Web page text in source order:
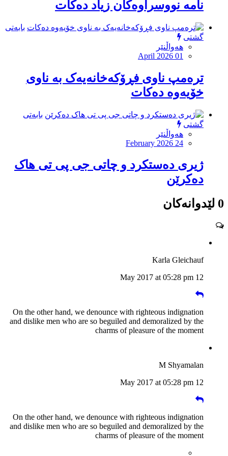
نامە نووسراوەکان زیاد دەکات
بابەتی
گشتی
هەواڵنێر
April 2026 01
ترەمپ ناوی فڕۆکەخانەیەک بە ناوی
خۆیەوە دەکات
بابەتی
گشتی
هەواڵنێر
February 2026 24
ژیری دەستکرد و چاتی جی پی تی هاک
دەکرێن
0 لێدوانەکان
Karla Gleichauf
12 May 2017 at 05:28 pm
On the other hand, we denounce with righteous indignation
and dislike men who are so beguiled and demoralized by the
charms of pleasure of the moment
M Shyamalan
12 May 2017 at 05:28 pm
On the other hand, we denounce with righteous indignation
and dislike men who are so beguiled and demoralized by the
charms of pleasure of the moment